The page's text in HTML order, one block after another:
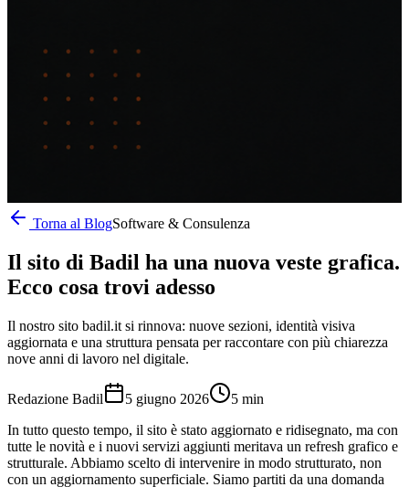
Torna al BlogSoftware & Consulenza
Il sito di Badil ha una nuova veste grafica.
Ecco cosa trovi adesso
Il nostro sito badil.it si rinnova: nuove sezioni, identità visiva
aggiornata e una struttura pensata per raccontare con più chiarezza
nove anni di lavoro nel digitale.
Redazione Badil 5 giugno 2026 5 min
In tutto questo tempo, il sito è stato aggiornato e ridisegnato, ma con
tutte le novità e i nuovi servizi aggiunti meritava un refresh grafico e
strutturale. Abbiamo scelto di intervenire in modo strutturato, non
con un aggiornamento superficiale. Siamo partiti da una domanda